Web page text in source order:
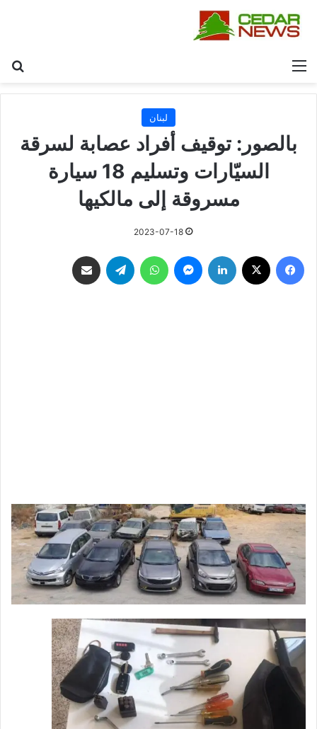
القائمة
لبنان
بالصور: توقيف أفراد عصابة لسرقة
السيّارات وتسليم 18 سيارة
مسروقة إلى مالكيها
2023-07-18
فيسبوك لينكدإن ماسنجر واتساب تيلقرام